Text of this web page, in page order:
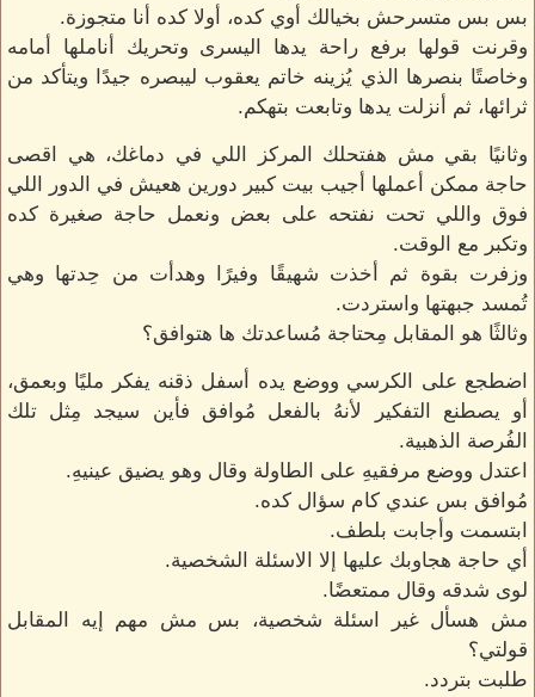
بس بس متسرحش بخيالك أوي كده، أولا كده أنا متجوزة.
وقرنت قولها برفع راحة يدها اليسرى وتحريك أناملها أمامه
وخاصتًا بنصرها الذي يُزينه خاتم يعقوب ليبصره جيدًا ويتأكد من
ثرائها، ثم أنزلت يدها وتابعت بتهكم.
وثانيًا بقي مش هفتحلك المركز اللي في دماغك، هي اقصى
حاجة ممكن أعملها أجيب بيت كبير دورين هعيش في الدور اللي
فوق واللي تحت نفتحه على بعض ونعمل حاجة صغيرة كده
وتكبر مع الوقت.
وزفرت بقوة ثم أخذت شهيقًا وفيرًا وهدأت من حِدتها وهي
تُمسد جبهتها واستردت.
وثالثًا هو المقابل مِحتاجة مُساعدتك ها هتوافق؟
اضطجع على الكرسي ووضع يده أسفل ذقنه يفكر مليًا وبعمق،
أو يصطنع التفكير لأنهُ بالفعل مُوافق فأين سيجد مِثل تلك
الفُرصة الذهبية.
اعتدل ووضع مرفقيهِ على الطاولة وقال وهو يضيق عينيهِ.
مُوافق بس عندي كام سؤال كده.
ابتسمت وأجابت بلطف.
أي حاجة هجاوبك عليها إلا الاسئلة الشخصية.
لوى شدقه وقال ممتعضًا.
مش هسأل غير اسئلة شخصية، بس مش مهم إيه المقابل
قولتي؟
طلبت بتردد.